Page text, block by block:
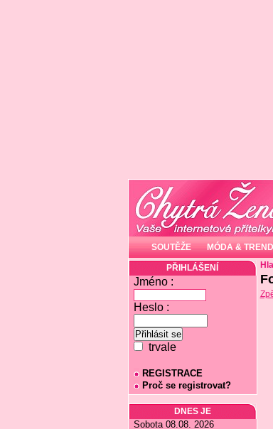
SOUTĚŽE MÓDA &
PŘIHLÁŠENÍ
Jméno :
Heslo :
trvale
REGISTRACE
Proč se registrovat?
DNES JE
Sobota 08.08. 2026